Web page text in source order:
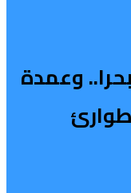
بحرا.. وعمدة